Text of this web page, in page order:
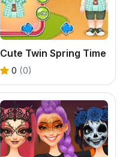
Cute Twin Spring Time
0 (0)